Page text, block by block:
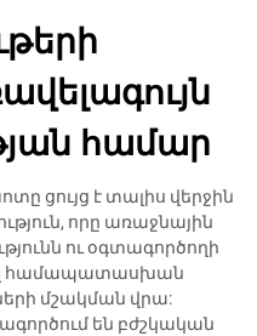
համար
ցույց է տալիս վերջին
որը առաջնային
ու օգտագործողի
համապատասխան
մշակման վրա:
են բժշկական